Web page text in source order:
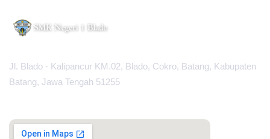
Jl. Blado - Kalipancur KM.02, Blado, Cokro, Batang, Kabupaten
Batang, Jawa Tengah 51255